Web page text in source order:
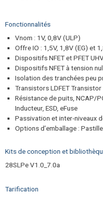
Fonctionnalités
Vnom : 1V, 0,8V (ULP)
Offre IO : 1,5V, 1,8V (EG) et
Dispositifs NFET et PFET
Dispositifs NFET à tension
Isolation des tranchées peu
Transistors LDFET
Résistance de puits, NCAP/
Inducteur, ESD, eFuse
Passivation et inter-niveaux
Options d’emballage :
Kits de conception et
28SLPe V1.0_7.0a
Tarification